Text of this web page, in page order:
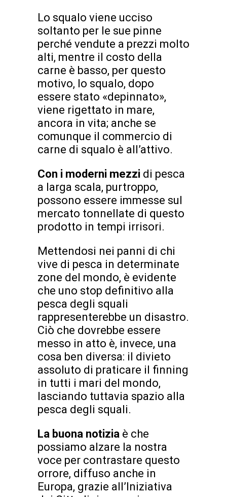
Lo squalo viene ucciso
soltanto per le sue pinne
perché vendute a prezzi molto
alti, mentre il costo della
carne è basso, per questo
motivo, lo squalo, dopo
essere stato «depinnato»,
viene rigettato in mare,
ancora in vita; anche se
comunque il commercio di
carne di squalo è all’attivo.
Con i moderni mezzi di pesca
a larga scala, purtroppo,
possono essere immesse sul
mercato tonnellate di questo
prodotto in tempi irrisori.
Mettendosi nei panni di chi
vive di pesca in determinate
zone del mondo, è evidente
che uno stop definitivo alla
pesca degli squali
rappresenterebbe un disastro.
Ciò che dovrebbe essere
messo in atto è, invece, una
cosa ben diversa: il divieto
assoluto di praticare il finning
in tutti i mari del mondo,
lasciando tuttavia spazio alla
pesca degli squali.
La buona notizia è che
possiamo alzare la nostra
voce per contrastare questo
orrore, diffuso anche in
Europa, grazie all’Iniziativa